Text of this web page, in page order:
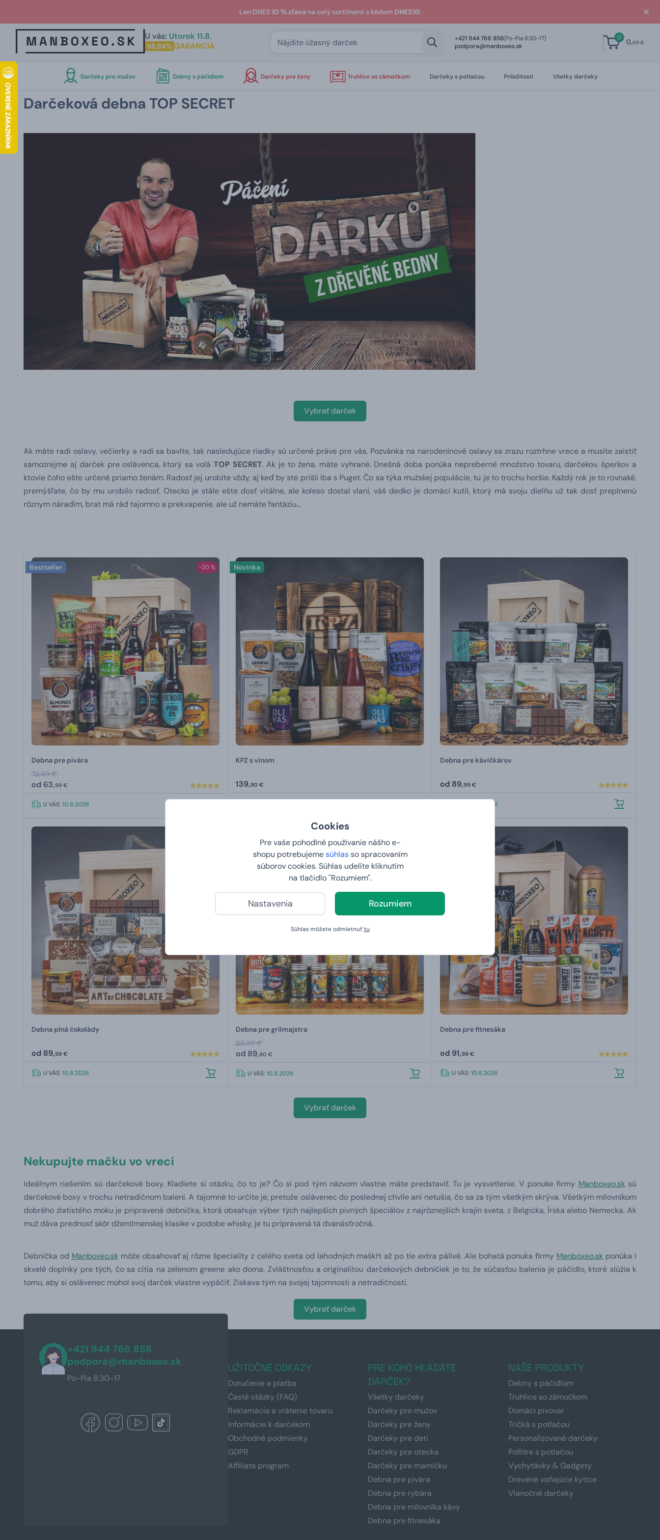
Cookies
Pre vaše pohodlné používanie nášho e-
shopu potrebujemesúhlasso spracovaním
súborov cookies. Súhlas udelíte kliknutím
na tlačidlo "Rozumiem".
Nastavenia Rozumiem
Súhlas môžete odmietnuťtu
Len DNES10 % zľavana celý sortiment s kódom DNES10.
U vás: Utorok 11.8.
98,84% GARANCIA
+421 944 766 858(Po-Pia 8:30-17)
podpora@manboxeo.sk
0 0,00 €
Darčeky pre mužov Debny s páčidlom Darčeky pre ženy Truhlice so zámočkom Darčeky s potlačou Príležitosti Všetky darčeky
Darčeková debna TOP SECRET
Vybrať darček
Ak máte radi oslavy, večierky a radi sa bavíte, tak nasledujúce riadky sú určené práve pre vás. Pozvánka na narodeninové oslavy sa zrazu roztrhne vrece a musíte zaistiť
samozrejme aj darček pre oslávenca, ktorý sa volá TOP SECRET. Ak je to žena, máte vyhrané. Dnešná doba ponúka nepreberné množstvo tovaru, darčekov, šperkov a
ktovie čoho ešte určené priamo ženám. Radosť jej urobíte vždy, aj keď by ste prišli iba s Puget. Čo sa týka mužskej populácie, tu je to trochu horšie. Každý rok je to rovnaké,
premýšľate, čo by mu urobilo radosť. Otecko je stále ešte dosť vitálne, ale koleso dostal vlani, váš dedko je domáci kutil, ktorý má svoju dielňu už tak dosť preplnenú
rôznym náradím, brat má rád tajomno a prekvapenie, ale už nemáte fantáziu...
-20 %
Bestseller
Debna pre pivára
79,99 €
od 63,99 €
U VÁS: 10.8.2026
Novinka
KPZ s vínom
139,90 €
Debna pre kávičkárov
od 89,99 €
10.8.2026
Debna plná čokolády
od 89,99 €
U VÁS: 10.8.2026
Debna pre grilmajstra
99,99 €
od 89,90 €
U VÁS: 10.8.2026
Debna pre fitnesáka
od 91,99 €
U VÁS: 10.8.2026
Vybrať darček
Nekupujte mačku vo vreci
Ideálnym riešením sú darčekové boxy. Kladiete si otázku, čo to je? Čo si pod tým názvom vlastne máte predstaviť. Tu je vysvetlenie. V ponuke firmy Manboxeo.sksú
darčekové boxy v trochu netradičnom balení. A tajomné to určite je, pretože oslávenec do poslednej chvíle ani netušia, čo sa za tým všetkým skrýva. Všetkým milovníkom
dobrého zlatistého moku je pripravená debnička, ktorá obsahuje výber tých najlepších pivných špeciálov z najrôznejších krajín sveta, z Belgicka, Írska alebo Nemecka. Ak
muž dáva prednosť skôr džentlmenskej klasike v podobe whisky, je tu pripravená tá dvanásťročná.
Debnička od Manboxeo.skmôže obsahovať aj rôzne špeciality z celého sveta od lahodných maškŕt až po tie extra pálivé. Ale bohatá ponuka firmy Manboxeo.sk ponúka i
skvelé doplnky pre tých, čo sa cítia na zelenom greene ako doma. Zvláštnosťou a originalitou darčekových debničiek je to, že súčasťou balenia je páčidlo, ktoré slúžia k
tomu, aby si oslávenec mohol svoj darček vlastne vypáčiť. Získava tým na svojej tajomnosti a netradičnosti.
Vybrať darček
+421 944 766 858
podpora@manboxeo.sk
Po-Pia 8:30-17
UŽITOČNÉ ODKAZY
Doručenie a platba
Časté otázky (FAQ)
Reklamácia a vrátenie tovaru
Informácie k darčekom
Obchodné podmienky
GDPR
Affiliate program
PRE KOHO HĽADÁTE
DARČEK?
Všetky darčeky
Darčeky pre mužov
Darčeky pre ženy
Darčeky pre deti
Darčeky pre otecka
Darčeky pre mamičku
Debna pre pivára
Debna pre rybára
Debna pre milovníka kávy
Debna pre fitnesáka
NAŠE PRODUKTY
Debny s páčidlom
Truhlice so zámočkom
Domáci pivovar
Tričká s potlačou
Personalizované darčeky
Pollitre s potlačou
Vychytávky & Gadgety
Drevené voňajúce kytice
Vianočné darčeky